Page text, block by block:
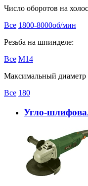
Число оборотов на
Все 1800-8000об/мин
Резьба на шпинделе:
Все М14
Максимальный диаметр
Все 180
Угло-